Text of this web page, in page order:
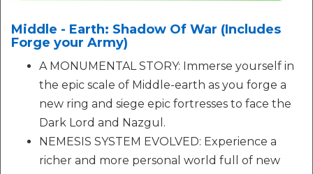
Middle - Earth: Shadow Of War (Includes
Forge your Army)
A MONUMENTAL STORY: Immerse yourself in
the epic scale of Middle-earth as you forge a
new ring and siege epic fortresses to face the
Dark Lord and Nazgul.
NEMESIS SYSTEM EVOLVED: Experience a
richer and more personal world full of new